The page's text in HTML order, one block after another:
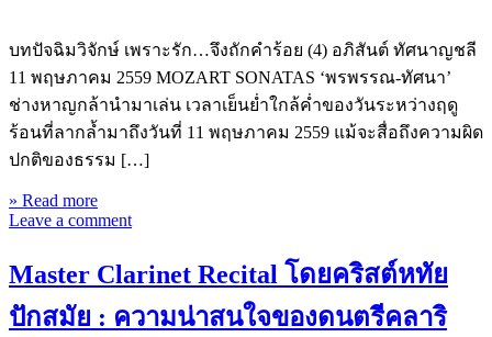
บทปัจฉิมวิจักษ์ เพราะรัก…จึงถักคำร้อย (4) อภิสันต์ ทัศนาญชลี
11 พฤษภาคม 2559 MOZART SONATAS ‘พรพรรณ-ทัศนา’
ช่างหาญกล้านำมาเล่น เวลาเย็นย่ำใกล้ค่ำของวันระหว่างฤดู
ร้อนที่ลากล้ำมาถึงวันที่ 11 พฤษภาคม 2559 แม้จะสื่อถึงความผิด
ปกติของธรรม […]
» Read more
Leave a comment
Master Clarinet Recital โดยคริสต์หทัย
ปักสมัย : ความน่าสนใจของดนตรีคลาริ